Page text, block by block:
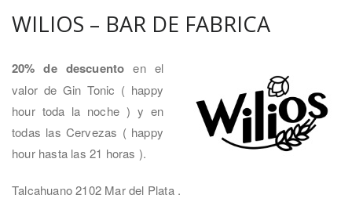
WILIOS – BAR DE FABRICA
20% de descuento en el
valor de Gin Tonic ( happy
hour toda la noche ) y en
todas las Cervezas ( happy
hour hasta las 21 horas ).
Talcahuano 2102 Mar del Plata .